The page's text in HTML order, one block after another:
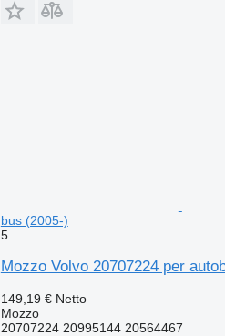
bus (2005-)
5
Mozzo Volvo 20707224 per
149,19 € Netto
Mozzo
20707224 20995144 20564467